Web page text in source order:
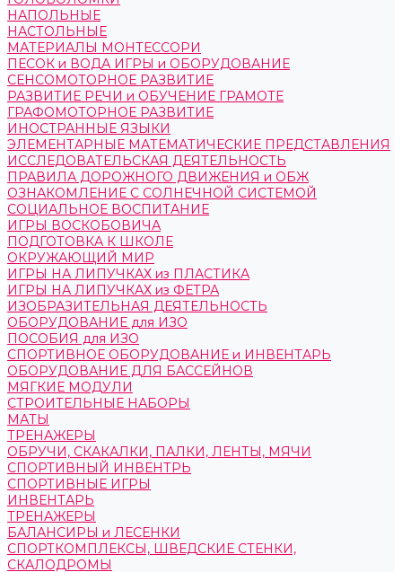
НАПОЛЬНЫЕ
НАСТОЛЬНЫЕ
МАТЕРИАЛЫ МОНТЕССОРИ
ПЕСОК и ВОДА ИГРЫ и ОБОРУДОВАНИЕ
СЕНСОМОТОРНОЕ РАЗВИТИЕ
РАЗВИТИЕ РЕЧИ и ОБУЧЕНИЕ ГРАМОТЕ
ГРАФОМОТОРНОЕ РАЗВИТИЕ
ИНОСТРАННЫЕ ЯЗЫКИ
ЭЛЕМЕНТАРНЫЕ МАТЕМАТИЧЕСКИЕ ПРЕДСТАВЛЕНИЯ
ИССЛЕДОВАТЕЛЬСКАЯ ДЕЯТЕЛЬНОСТЬ
ПРАВИЛА ДОРОЖНОГО ДВИЖЕНИЯ и ОБЖ
ОЗНАКОМЛЕНИЕ С СОЛНЕЧНОЙ СИСТЕМОЙ
СОЦИАЛЬНОЕ ВОСПИТАНИЕ
ИГРЫ ВОСКОБОВИЧА
ПОДГОТОВКА К ШКОЛЕ
ОКРУЖАЮЩИЙ МИР
ИГРЫ НА ЛИПУЧКАХ из ПЛАСТИКА
ИГРЫ НА ЛИПУЧКАХ из ФЕТРА
ИЗОБРАЗИТЕЛЬНАЯ ДЕЯТЕЛЬНОСТЬ
ОБОРУДОВАНИЕ для ИЗО
ПОСОБИЯ для ИЗО
СПОРТИВНОЕ ОБОРУДОВАНИЕ и ИНВЕНТАРЬ
ОБОРУДОВАНИЕ ДЛЯ БАССЕЙНОВ
МЯГКИЕ МОДУЛИ
СТРОИТЕЛЬНЫЕ НАБОРЫ
МАТЫ
ТРЕНАЖЕРЫ
ОБРУЧИ, СКАКАЛКИ, ПАЛКИ, ЛЕНТЫ, МЯЧИ
СПОРТИВНЫЙ ИНВЕНТРЬ
СПОРТИВНЫЕ ИГРЫ
ИНВЕНТАРЬ
ТРЕНАЖЕРЫ
БАЛАНСИРЫ и ЛЕСЕНКИ
СПОРТКОМПЛЕКСЫ, ШВЕДСКИЕ СТЕНКИ,
СКАЛОДРОМЫ